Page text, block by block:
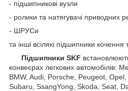
- підшипникові вузли
- ролики та натягувачі приводних
- ШРУСи
та інші всілякі підшипники кочення
Підшипники SKF
конвеєрах легкових автомобілів:
BMW, Audi, Porsche, Peugeot,
Subaru, SsangYong, Skoda, Seat,